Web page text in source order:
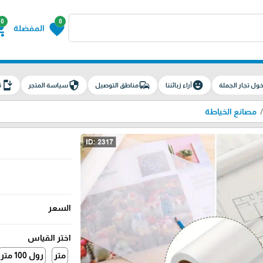
0
favorite المفضلة
0
تجار الجملة emoji_emotionsآراء زبائننا commuteمناطق التوصيل securityسياسة المتجر install_mobile
مصانع الخياطة
السعر
اختر القياس
متر
رول 100 متر